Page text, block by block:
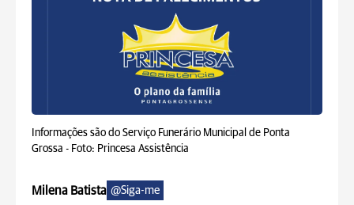
Informações são do Serviço Funerário Municipal de Ponta
Grossa - Foto: Princesa Assistência
Milena Batista @Siga-me